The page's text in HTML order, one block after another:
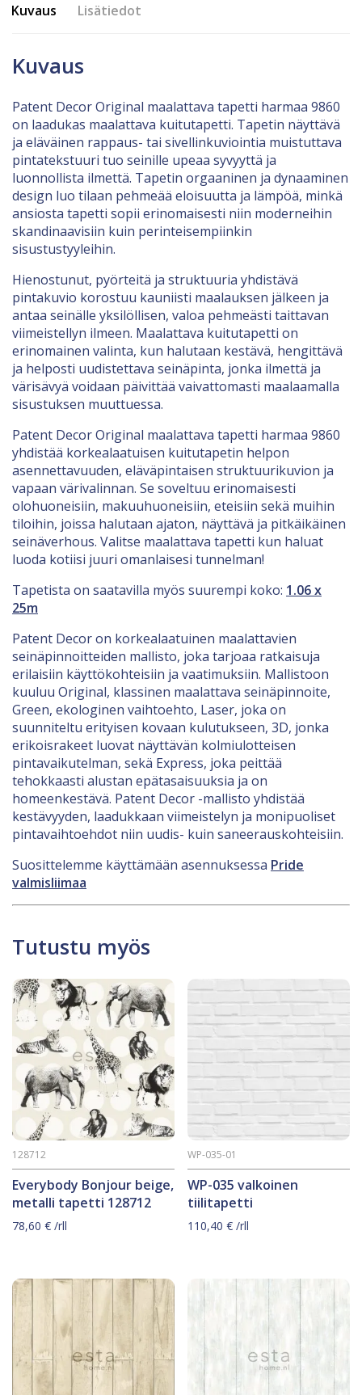
Kuvaus Lisätiedot
Kuvaus
Patent Decor Original maalattava tapetti harmaa 9860
on laadukas maalattava kuitutapetti. Tapetin näyttävä
ja eläväinen rappaus- tai sivellinkuviointia muistuttava
pintatekstuuri tuo seinille upeaa syvyyttä ja
luonnollista ilmettä. Tapetin orgaaninen ja dynaaminen
design luo tilaan pehmeää eloisuutta ja lämpöä, minkä
ansiosta tapetti sopii erinomaisesti niin moderneihin
skandinaavisiin kuin perinteisempiinkin
sisustustyyleihin.
Hienostunut, pyörteitä ja struktuuria yhdistävä
pintakuvio korostuu kauniisti maalauksen jälkeen ja
antaa seinälle yksilöllisen, valoa pehmeästi taittavan
viimeistellyn ilmeen. Maalattava kuitutapetti on
erinomainen valinta, kun halutaan kestävä, hengittävä
ja helposti uudistettava seinäpinta, jonka ilmettä ja
värisävyä voidaan päivittää vaivattomasti maalaamalla
sisustuksen muuttuessa.
Patent Decor Original maalattava tapetti harmaa 9860
yhdistää korkealaatuisen kuitutapetin helpon
asennettavuuden, eläväpintaisen struktuurikuvion ja
vapaan värivalinnan. Se soveltuu erinomaisesti
olohuoneisiin, makuuhuoneisiin, eteisiin sekä muihin
tiloihin, joissa halutaan ajaton, näyttävä ja pitkäikäinen
seinäverhous. Valitse maalattava tapetti kun haluat
luoda kotiisi juuri omanlaisesi tunnelman!
Tapetista on saatavilla myös suurempi koko: 1.06 x
25m
Patent Decor on korkealaatuinen maalattavien
seinäpinnoitteiden mallisto, joka tarjoaa ratkaisuja
erilaisiin käyttökohteisiin ja vaatimuksiin. Mallistoon
kuuluu Original, klassinen maalattava seinäpinnoite,
Green, ekologinen vaihtoehto, Laser, joka on
suunniteltu erityisen kovaan kulutukseen, 3D, jonka
erikoisrakeet luovat näyttävän kolmiulotteisen
pintavaikutelman, sekä Express, joka peittää
tehokkaasti alustan epätasaisuuksia ja on
homeenkestävä. Patent Decor -mallisto yhdistää
kestävyyden, laadukkaan viimeistelyn ja monipuoliset
pintavaihtoehdot niin uudis- kuin saneerauskohteisiin.
Suosittelemme käyttämään asennuksessa Pride
valmisliimaa
Tutustu myös
Everybody Bonjour beige,
metalli tapetti 128712
128712
78,60 € /rll
WP-035 valkoinen
tiilitapetti
WP-035-01
110,40€ /rll